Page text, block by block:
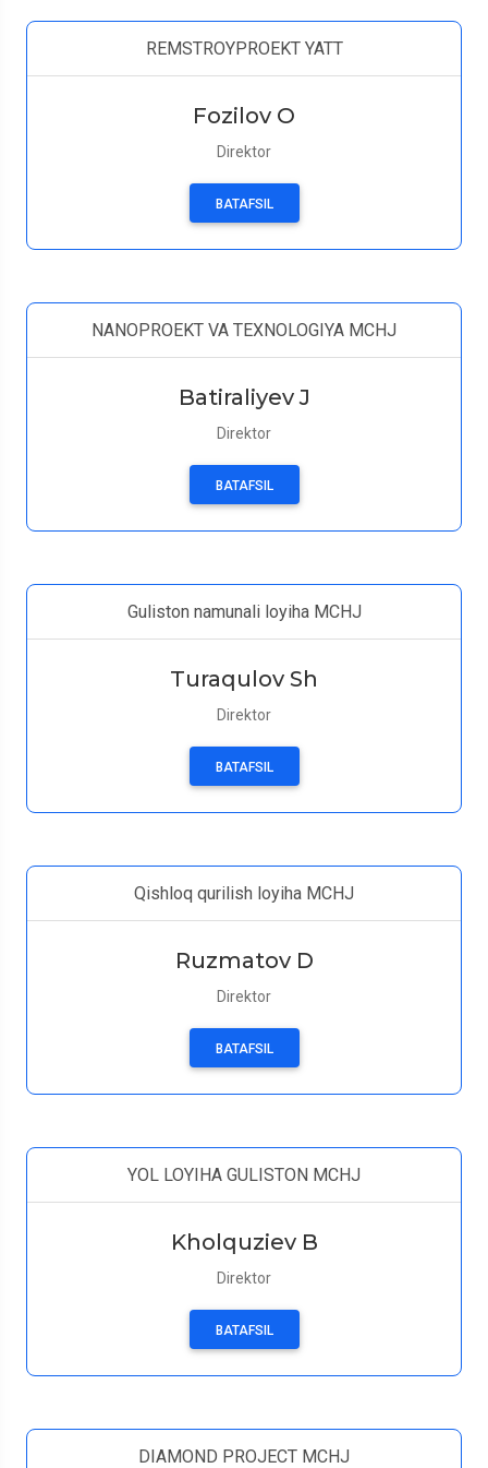
REMSTROYPROEKT YATT
Fozilov O
Direktor
BATAFSIL
NANOPROEKT VA TEXNOLOGIYA MCHJ
Batiraliyev J
Direktor
BATAFSIL
Guliston namunali loyiha MCHJ
Turaqulov Sh
Direktor
BATAFSIL
Qishloq qurilish loyiha MCHJ
Ruzmatov D
Direktor
BATAFSIL
YOL LOYIHA GULISTON MCHJ
Kholquziev B
Direktor
BATAFSIL
DIAMOND PROJECT MCHJ